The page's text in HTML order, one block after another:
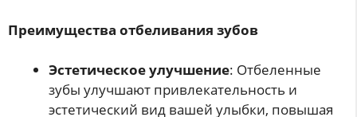
Преимущества отбеливания зубов
Эстетическое улучшение: Отбеленные
зубы улучшают привлекательность и
эстетический вид вашей улыбки, повышая